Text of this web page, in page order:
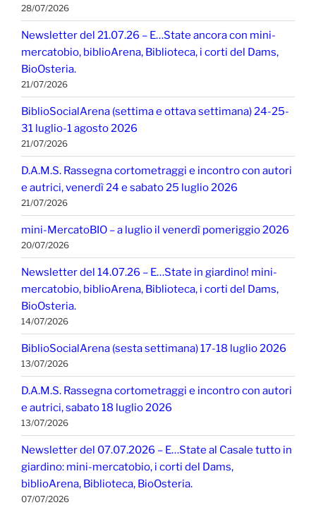
28/07/2026
Newsletter del 21.07.26 – E…State ancora con mini-
mercatobio, biblioArena, Biblioteca, i corti del Dams,
BioOsteria.
21/07/2026
BiblioSocialArena (settima e ottava settimana) 24-25-
31 luglio-1 agosto 2026
21/07/2026
D.A.M.S. Rassegna cortometraggi e incontro con autori
e autrici, venerdì 24 e sabato 25 luglio 2026
21/07/2026
mini-MercatoBIO – a luglio il venerdì pomeriggio 2026
20/07/2026
Newsletter del 14.07.26 – E…State in giardino! mini-
mercatobio, biblioArena, Biblioteca, i corti del Dams,
BioOsteria.
14/07/2026
BiblioSocialArena (sesta settimana) 17-18 luglio 2026
13/07/2026
D.A.M.S. Rassegna cortometraggi e incontro con autori
e autrici, sabato 18 luglio 2026
13/07/2026
Newsletter del 07.07.2026 – E…State al Casale tutto in
giardino: mini-mercatobio, i corti del Dams,
biblioArena, Biblioteca, BioOsteria.
07/07/2026